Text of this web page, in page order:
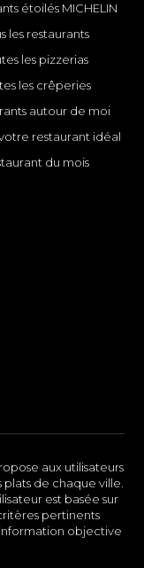
étoilés MICHELIN
les restaurants
les pizzerias
les crêperies
autour de moi
restaurant idéal
du mois
aux utilisateurs
de chaque ville.
est basée sur
pertinents
objective